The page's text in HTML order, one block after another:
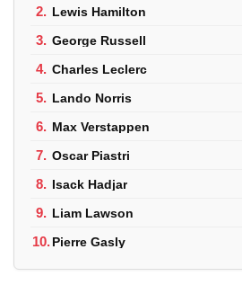
2. Lewis Hamilton
3. George Russell
4. Charles Leclerc
5. Lando Norris
6. Max Verstappen
7. Oscar Piastri
8. Isack Hadjar
9. Liam Lawson
10.Pierre Gasly